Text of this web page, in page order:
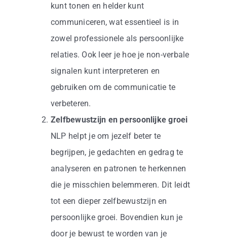
kunt tonen en helder kunt
communiceren, wat essentieel is in
zowel professionele als persoonlijke
relaties. Ook leer je hoe je non-verbale
signalen kunt interpreteren en
gebruiken om de communicatie te
verbeteren.
Zelfbewustzijn en persoonlijke groei
NLP helpt je om jezelf beter te
begrijpen, je gedachten en gedrag te
analyseren en patronen te herkennen
die je misschien belemmeren. Dit leidt
tot een dieper zelfbewustzijn en
persoonlijke groei. Bovendien kun je
door je bewust te worden van je